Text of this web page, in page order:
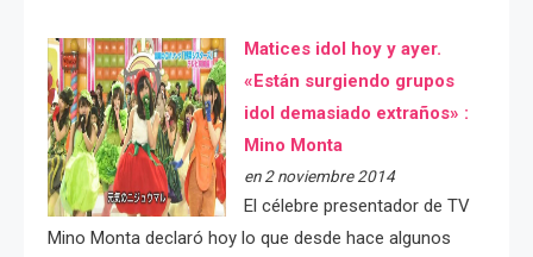
Matices idol hoy y ayer.
«Están surgiendo grupos
idol demasiado extraños» :
Mino Monta
en 2 noviembre 2014
El célebre presentador de TV
Mino Monta declaró hoy lo que desde hace algunos